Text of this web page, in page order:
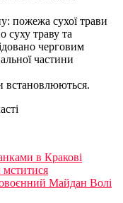
пожежа сухої трави
суху траву та
черговим
частини
в Кракові
мститися
Майдан Волі